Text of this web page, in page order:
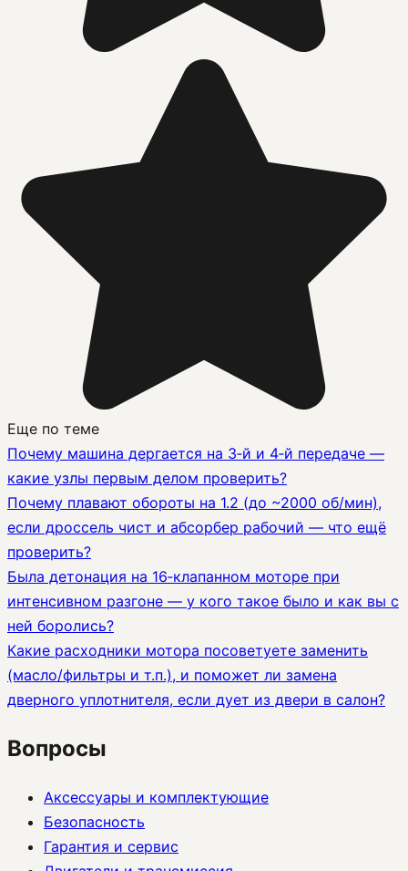
Еще по теме
Почему машина дергается на 3‑й и 4‑й передаче —
какие узлы первым делом проверить?
Почему плавают обороты на 1.2 (до ~2000 об/мин),
если дроссель чист и абсорбер рабочий — что ещё
проверить?
Была детонация на 16‑клапанном моторе при
интенсивном разгоне — у кого такое было и как вы с
ней боролись?
Какие расходники мотора посоветуете заменить
(масло/фильтры и т.п.), и поможет ли замена
дверного уплотнителя, если дует из двери в салон?
Вопросы
Аксессуары и комплектующие
Безопасность
Гарантия и сервис